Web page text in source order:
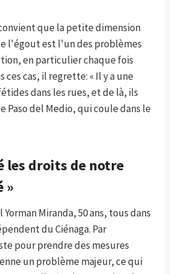
que la petite dimension
l'égout est l'un des problèmes
en particulier chaque fois
ces cas, il regrette: « Il y a une
dans les rues, et de là, ils
Paso del Medio, qui coule dans le
les droits de notre
»
Miranda, 50 ans, tous dans
du Ciénaga. Par
pour prendre des mesures
un problème majeur, ce qui